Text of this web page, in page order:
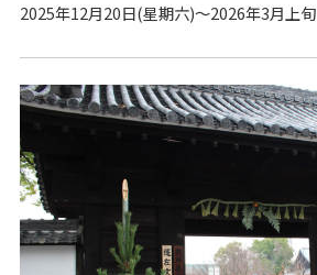
2025年12月20日(星期六)～2026年3月上旬